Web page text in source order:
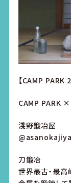
【CAMP PARK
CAMP PARK
淺野鍛冶屋
@asanokajiya
刀鍛冶
世界最古・最